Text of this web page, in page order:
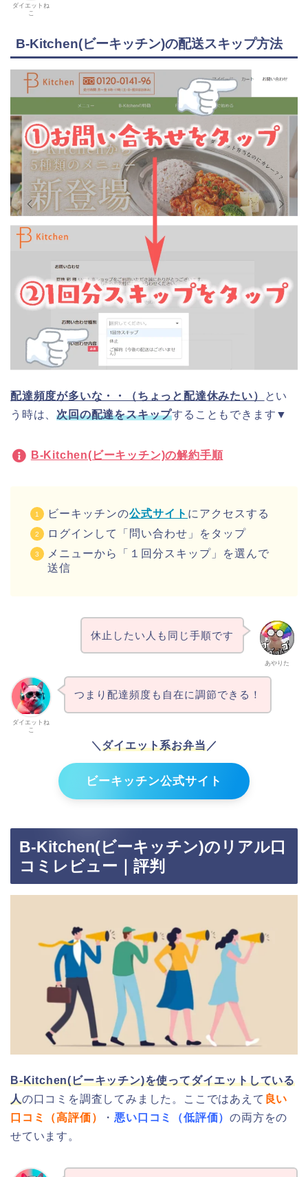
ダイエットね
こ
B-Kitchen(ビーキッチン)の配送スキップ方法
配達頻度が多いな・・（ちょっと配達休みたい）
とい
う時は、次回の配達をスキップすることもできます▼
B-Kitchen(ビーキッチン)の解約手順
ビーキッチンの公式サイト にアクセスする
ログインして「問い合わせ」をタップ
メニューから「１回分スキップ」を選んで
送信
あやりた
休止したい人も同じ手順です
ダイエットね
こ
つまり配達頻度も自在に調節できる！
＼ダイエット系お弁当／
ビーキッチン公式サイト
B-Kitchen(ビーキッチン)のリアル口
コミレビュー｜評判
B-Kitchen(ビーキッチン)を使ってダイエットしている
人の口コミを調査してみました。ここではあえて 良い
口コミ（高評価）
・ 悪い口コミ（低評価）の両方をの
せています。